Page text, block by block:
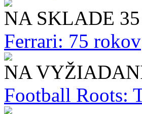
NA SKLADE
Ferrari: 75 rokov
NA
Football Roots: